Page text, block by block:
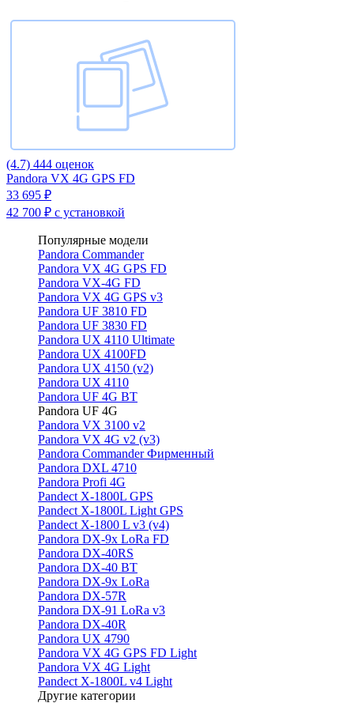
(4.7) 444 оценок
Pandora VX 4G GPS FD
33 695 ₽
42 700 ₽ с установкой
Популярные модели
Pandora Commander
Pandora VX 4G GPS FD
Pandora VX-4G FD
Pandora VX 4G GPS v3
Pandora UF 3810 FD
Pandora UF 3830 FD
Pandora UX 4110 Ultimate
Pandora UX 4100FD
Pandora UX 4150 (v2)
Pandora UX 4110
Pandora UF 4G BT
Pandora UF 4G
Pandora VX 3100 v2
Pandora VX 4G v2 (v3)
Pandora Commander Фирменный
Pandora DXL 4710
Pandora Profi 4G
Pandect X-1800L GPS
Pandect X-1800L Light GPS
Pandect X-1800 L v3 (v4)
Pandora DX-9x LoRa FD
Pandora DX-40RS
Pandora DX-40 BT
Pandora DX-9x LoRa
Pandora DX-57R
Pandora DX-91 LoRa v3
Pandora DX-40R
Pandora UX 4790
Pandora VX 4G GPS FD Light
Pandora VX 4G Light
Pandect X-1800L v4 Light
Другие категории